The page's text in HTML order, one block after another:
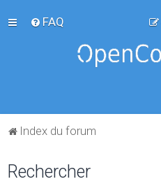
FAQ
Index du forum
Rechercher